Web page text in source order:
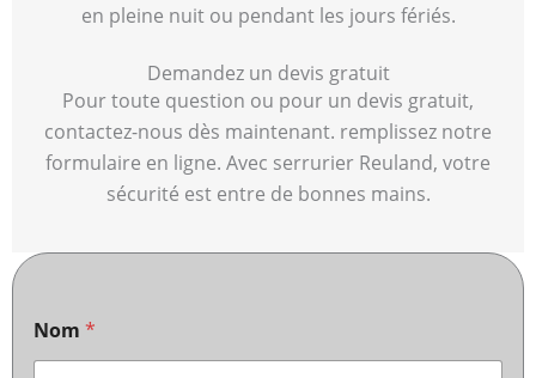
en pleine nuit ou pendant les jours fériés.
Demandez un devis gratuit
Pour toute question ou pour un devis gratuit,
contactez-nous dès maintenant. remplissez notre
formulaire en ligne. Avec serrurier Reuland, votre
sécurité est entre de bonnes mains.
Nom *